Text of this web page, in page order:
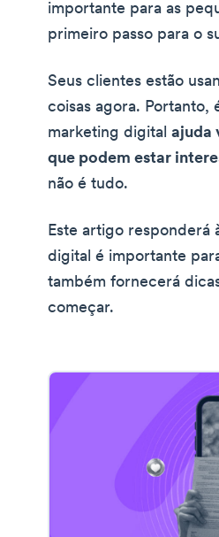
importante para as
primeiro passo para o
Seus clientes estão
coisas agora. Portanto,
marketing digitalajuda
que podem estar
não é tudo.
Este artigo responderá
digital é importante
também fornecerá
começar.